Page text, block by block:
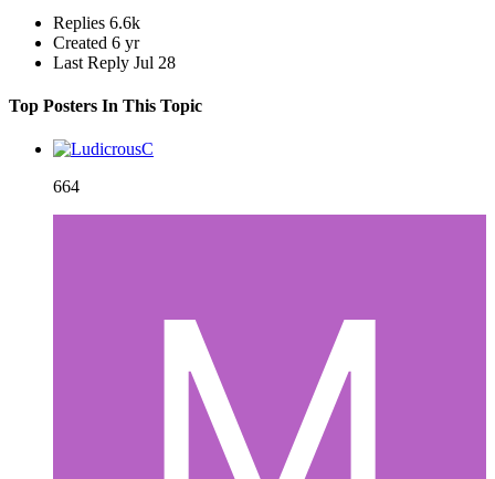
Replies 6.6k
Created 6 yr
Last Reply Jul 28
Top Posters In This Topic
664